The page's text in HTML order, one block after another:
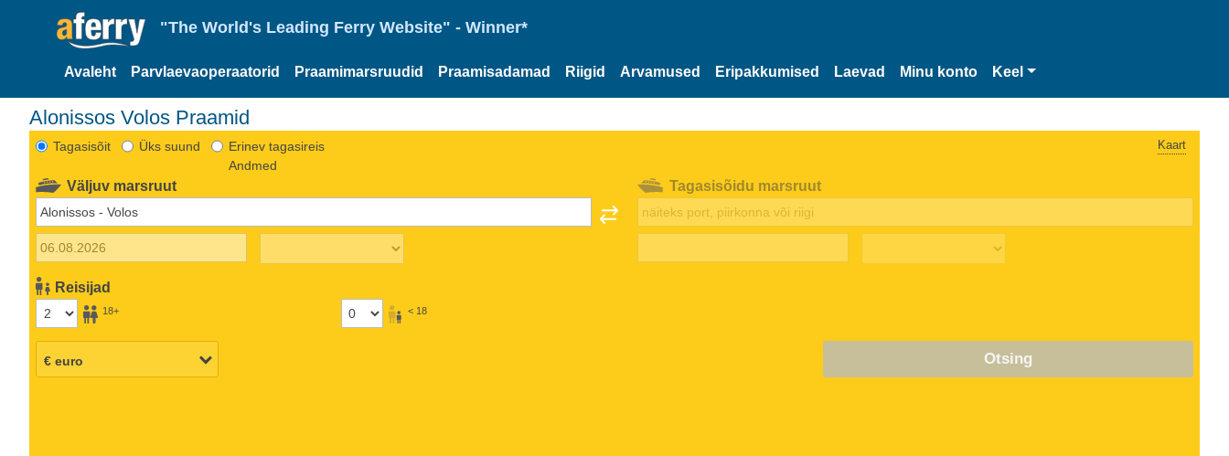
"The World's Leading Ferry Website" - Winner*
Avaleht Parvlaevaoperaatorid Praamimarsruudid Praamisadamad Riigid Arvamused Eripakkumised Laevad Minu konto Keel
Alonissos Volos Praamid
Tagasisõit Üks suund
Erinev tagasireis
Andmed
Kaart
Väljuv marsruut
Reisijad
18+ < 18
Tagasisõidu marsruut
Otsing